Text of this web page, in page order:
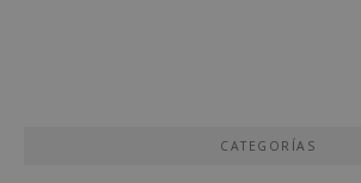
CATEGORÍAS